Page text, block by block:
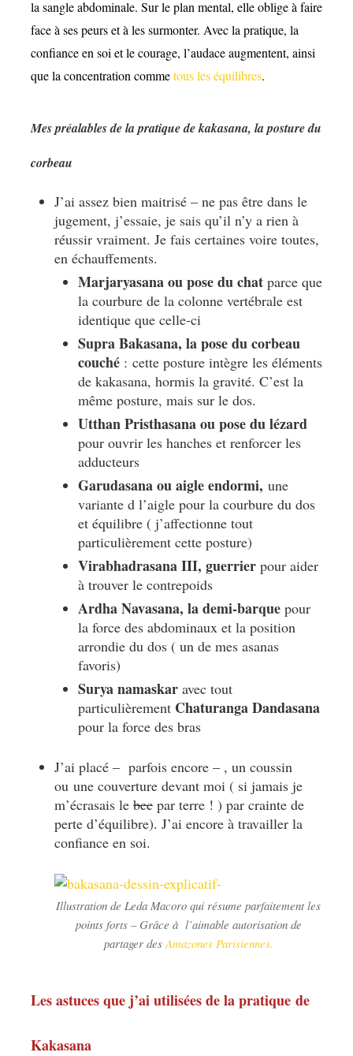
la sangle abdominale. Sur le plan mental, elle oblige à faire
face à ses peurs et à les surmonter. Avec la pratique, la
confiance en soi et le courage, l’audace augmentent, ainsi
que la concentration commetous les équilibres.
Mes préalables de la pratique de kakasana, la posture du
corbeau
J’ai assez bien maitrisé – ne pas être dans le
jugement, j’essaie, je sais qu’il n’y a rien à
réussir vraiment. Je fais certaines voire toutes,
en échauffements.
Marjaryasana ou pose du chat parce que
la courbure de la colonne vertébrale est
identique que celle-ci
Supra Bakasana, la pose du corbeau
couché : cette posture intègre les éléments
de kakasana, hormis la gravité. C’est la
même posture, mais sur le dos.
Utthan Pristhasana ou pose du lézard
pour ouvrir les hanches et renforcer les
adducteurs
Garudasana ou aigle endormi, une
variante d l’aigle pour la courbure du dos
et équilibre ( j’affectionne tout
particulièrement cette posture)
Virabhadrasana III, guerrier pour aider
à trouver le contrepoids
Ardha Navasana, la demi-barque pour
la force des abdominaux et la position
arrondie du dos ( un de mes asanas
favoris)
Surya namaskar avec tout
particulièrement Chaturanga Dandasana
pour la force des bras
J’ai placé – parfois encore – , un coussin
ou une couverture devant moi ( si jamais je
m’écrasais le bec par terre ! ) par crainte de
perte d’équilibre). J’ai encore à travailler la
confiance en soi.
Illustration de Leda Macoro qui résume parfaitement les
points forts – Grâce à l’aimable autorisation de
partager des Amazones Parisiennes.
Les astuces que j’ai utiliséesde la pratique de
Kakasana